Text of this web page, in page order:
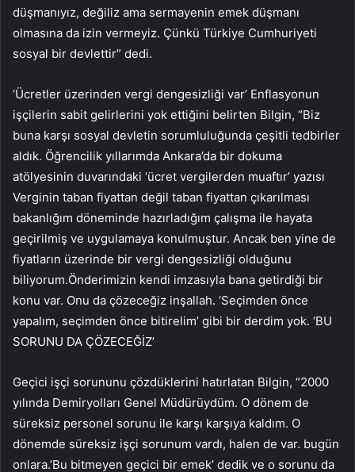
düşmanıyız, değiliz ama sermayenin emek düşmanı
olmasına da izin vermeyiz. Çünkü Türkiye Cumhuriyeti
sosyal bir devlettir” dedi.
‘Ücretler üzerinden vergi dengesizliği var’ Enflasyonun
işçilerin sabit gelirlerini yok ettiğini belirten Bilgin, “Biz
buna karşı sosyal devletin sorumluluğunda çeşitli tedbirler
aldık. Öğrencilik yıllarımda Ankara’da bir dokuma
atölyesinin duvarındaki ‘ücret vergilerden muaftır’ yazısı
Verginin taban fiyattan değil taban fiyattan çıkarılması
bakanlığım döneminde hazırladığım çalışma ile hayata
geçirilmiş ve uygulamaya konulmuştur. Ancak ben yine de
fiyatların üzerinde bir vergi dengesizliği olduğunu
biliyorum.Önderimizin kendi imzasıyla bana getirdiği bir
konu var. Onu da çözeceğiz inşallah. ‘Seçimden önce
yapalım, seçimden önce bitirelim’ gibi bir derdim yok. ‘BU
SORUNU DA ÇÖZECEĞİZ’
Geçici işçi sorununu çözdüklerini hatırlatan Bilgin, “2000
yılında Demiryolları Genel Müdürüydüm. O dönem de
süreksiz personel sorunu ile karşı karşıya kaldım. O
dönemde süreksiz işçi sorunum vardı, halen de var. bugün
onlara.’Bu bitmeyen geçici bir emek’ dedik ve o sorunu da